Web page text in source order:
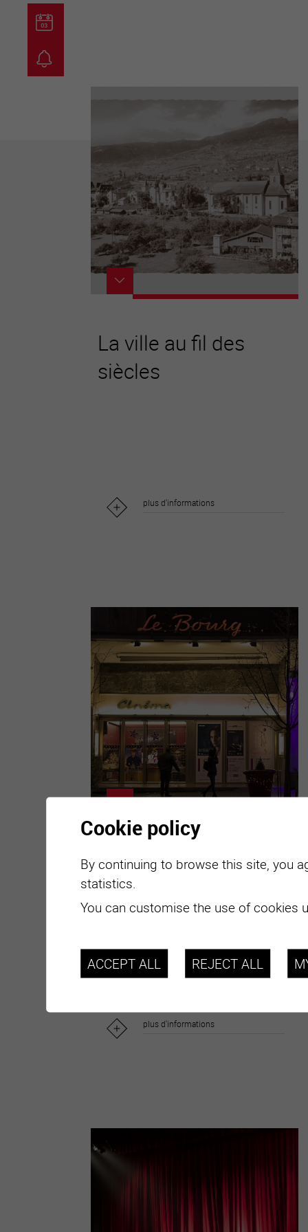
La ville au fil des
siècles
plus d'informations
Cinémas
Les deux salles de la ville proposent 3 à
4 nouveaux films par semaine (aussi en
plus d'informations
Cookie policy
By continuing to browse this site, you
statistics.
You can customise the use of cookies
ACCEPT ALL REJECT ALL